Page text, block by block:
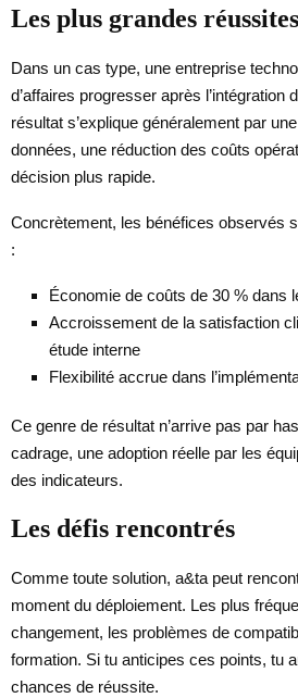
Les plus grandes
Dans un cas type, une entreprise
d’affaires progresser après l’intégration
résultat s’explique généralement par
données, une réduction des coûts
décision plus rapide.
Concrètement, les bénéfices observés
:
Économie de coûts de 30 % dans
Accroissement de la satisfaction
étude interne
Flexibilité accrue dans
Ce genre de résultat n’arrive pas par
cadrage, une adoption réelle par les
des indicateurs.
Les défis rencontrés
Comme toute solution, a&ta peut
moment du déploiement. Les plus
changement, les problèmes de
formation. Si tu anticipes ces points, tu
chances de réussite.